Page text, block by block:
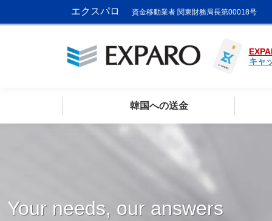
エクスパロ 資金移動業者 関東財務局長第00018号
キャ
韓国への送金
Your needs, our answers